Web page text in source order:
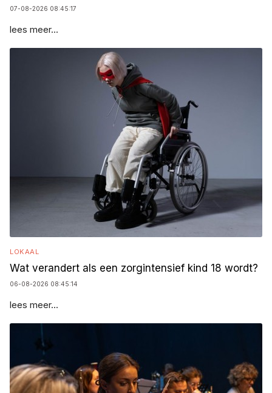
07-08-2026 08:45:17
lees meer...
LOKAAL
Wat verandert als een zorgintensief kind 18 wordt?
06-08-2026 08:45:14
lees meer...